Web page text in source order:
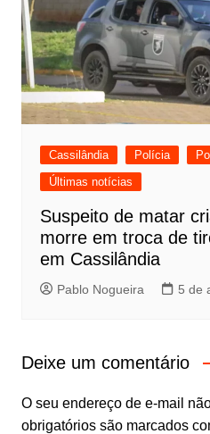
Cassilândia Polícia
Últimas notícias
Suspeito de matar
morre em troca de
em Cassilândia
Pablo Nogueira 5 de
Deixe um comentário
O seu endereço de e-mail
obrigatórios são marcados